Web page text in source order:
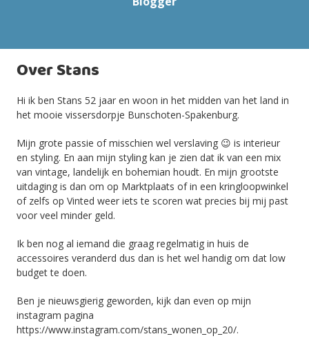
Over Stans
Hi ik ben Stans 52 jaar en woon in het midden van het land in
het mooie vissersdorpje Bunschoten-Spakenburg.
Mijn grote passie of misschien wel verslaving 😉 is interieur
en styling. En aan mijn styling kan je zien dat ik van een mix
van vintage, landelijk en bohemian houdt. En mijn grootste
uitdaging is dan om op Marktplaats of in een kringloopwinkel
of zelfs op Vinted weer iets te scoren wat precies bij mij past
voor veel minder geld.
Ik ben nog al iemand die graag regelmatig in huis de
accessoires veranderd dus dan is het wel handig om dat low
budget te doen.
Ben je nieuwsgierig geworden, kijk dan even op mijn
instagram pagina
https://www.instagram.com/stans_wonen_op_20/.